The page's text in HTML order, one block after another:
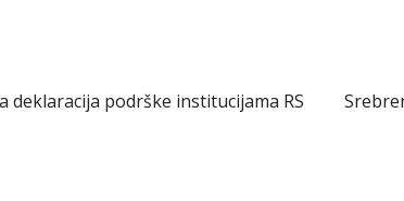
deklaracija podrške institucijama RS